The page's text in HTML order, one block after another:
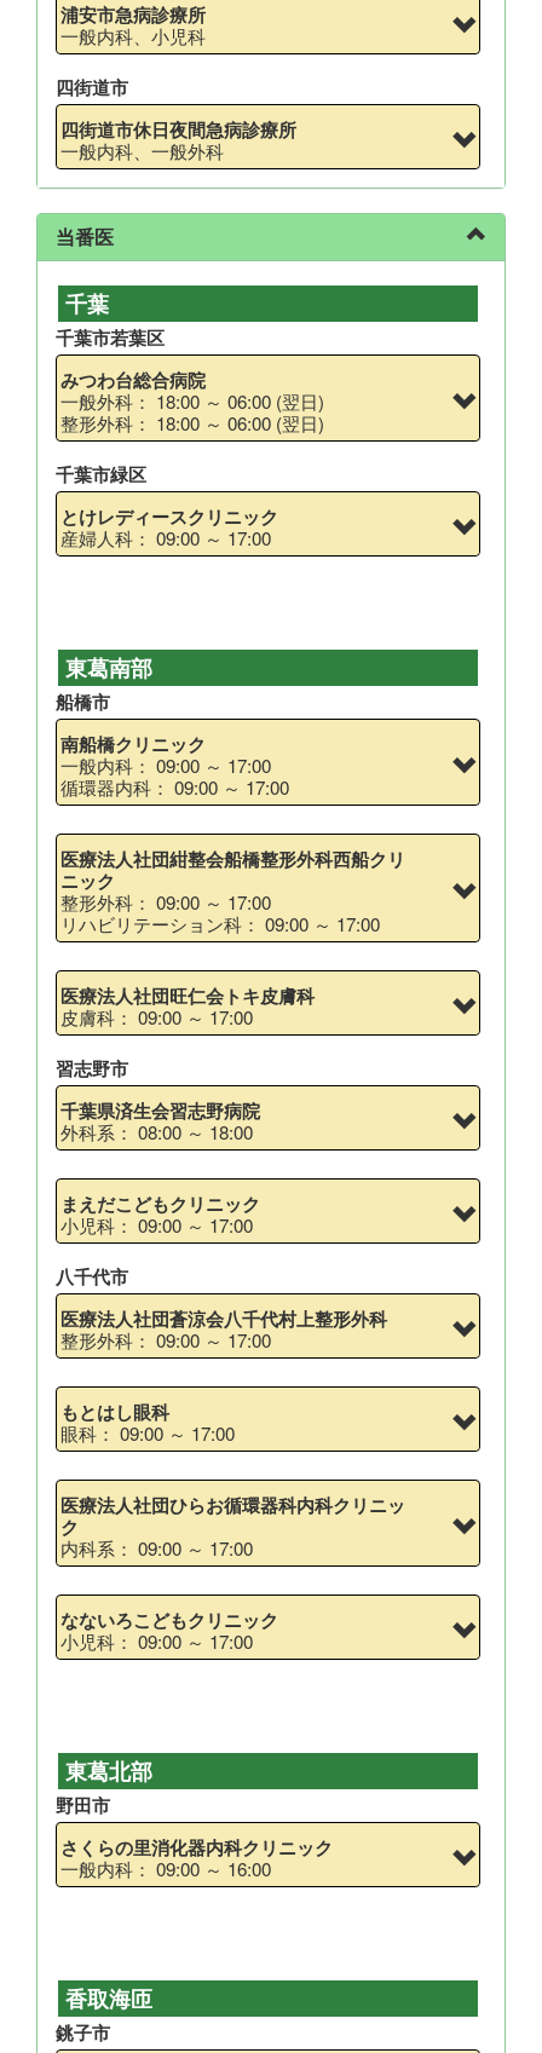
浦安市急病診療所
一般内科、小児科
四街道市
四街道市休日夜間急病診療所
一般内科、一般外科
当番医
千葉
千葉市若葉区
みつわ台総合病院
一般外科： 18:00 ～ 06:00 (翌日)
整形外科： 18:00 ～ 06:00 (翌日)
千葉市緑区
とけレディースクリニック
産婦人科： 09:00 ～ 17:00
東葛南部
船橋市
南船橋クリニック
一般内科： 09:00 ～ 17:00
循環器内科： 09:00 ～ 17:00
医療法人社団紺整会船橋整形外科西船クリ
ニック
整形外科： 09:00 ～ 17:00
リハビリテーション科： 09:00 ～ 17:00
医療法人社団旺仁会トキ皮膚科
皮膚科： 09:00 ～ 17:00
習志野市
千葉県済生会習志野病院
外科系： 08:00 ～ 18:00
まえだこどもクリニック
小児科： 09:00 ～ 17:00
八千代市
医療法人社団蒼涼会八千代村上整形外科
整形外科： 09:00 ～ 17:00
もとはし眼科
眼科： 09:00 ～ 17:00
医療法人社団ひらお循環器科内科クリニッ
ク
内科系： 09:00 ～ 17:00
なないろこどもクリニック
小児科： 09:00 ～ 17:00
東葛北部
野田市
さくらの里消化器内科クリニック
一般内科： 09:00 ～ 16:00
香取海匝
銚子市